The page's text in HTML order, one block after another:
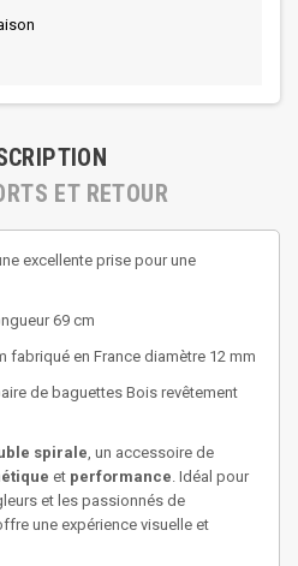
ET RETOUR
excellente prise pour une
69 cm
fabriqué en France diamètre 12 mm
de baguettes Bois revêtement
spirale , un accessoire de
et performance . Idéal pour
et les passionnés de
une expérience visuelle et